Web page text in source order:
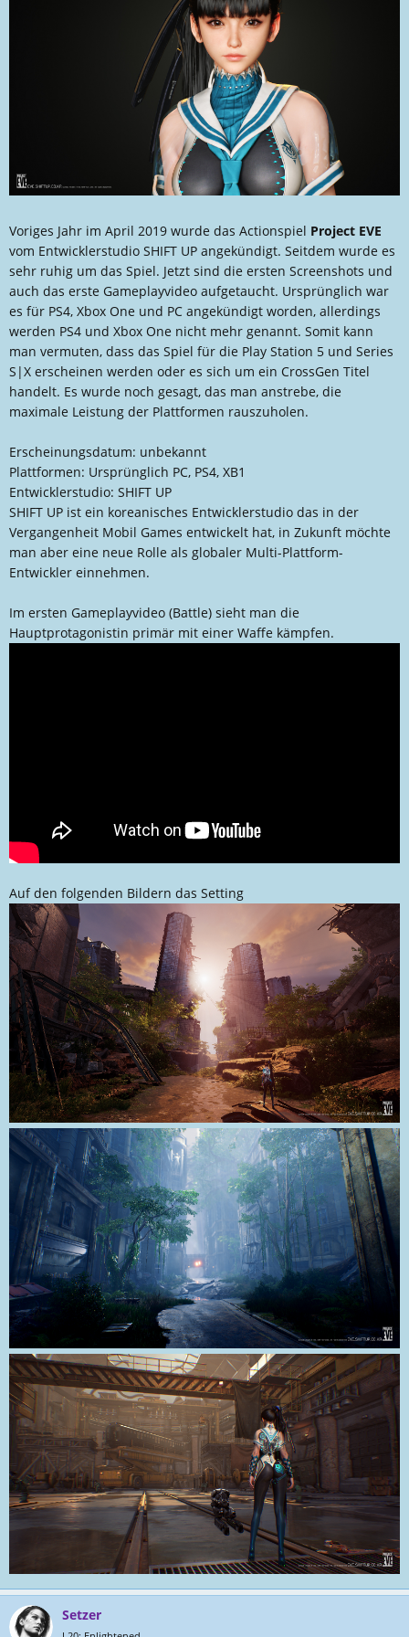
Voriges Jahr im April 2019 wurde das Actionspiel Project EVE
vom Entwicklerstudio SHIFT UP angekündigt. Seitdem wurde es
sehr ruhig um das Spiel. Jetzt sind die ersten Screenshots und
auch das erste Gameplayvideo aufgetaucht. Ursprünglich war
es für PS4, Xbox One und PC angekündigt worden, allerdings
werden PS4 und Xbox One nicht mehr genannt. Somit kann
man vermuten, dass das Spiel für die Play Station 5 und Series
S|X erscheinen werden oder es sich um ein CrossGen Titel
handelt. Es wurde noch gesagt, das man anstrebe, die
maximale Leistung der Plattformen rauszuholen.
Erscheinungsdatum: unbekannt
Plattformen: Ursprünglich PC, PS4, XB1
Entwicklerstudio: SHIFT UP
SHIFT UP ist ein koreanisches Entwicklerstudio das in der
Vergangenheit Mobil Games entwickelt hat, in Zukunft möchte
man aber eine neue Rolle als globaler Multi-Plattform-
Entwickler einnehmen.
Im ersten Gameplayvideo (Battle) sieht man die
Hauptprotagonistin primär mit einer Waffe kämpfen.
Auf den folgenden Bildern das Setting
Setzer